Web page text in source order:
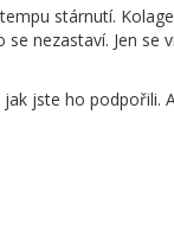
stárnutí.
nezastaví. Jen se
jste ho podpořili.